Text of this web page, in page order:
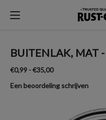
BUITENLAK, MAT
€0,99 - €35,00
Een beoordeling schrijven